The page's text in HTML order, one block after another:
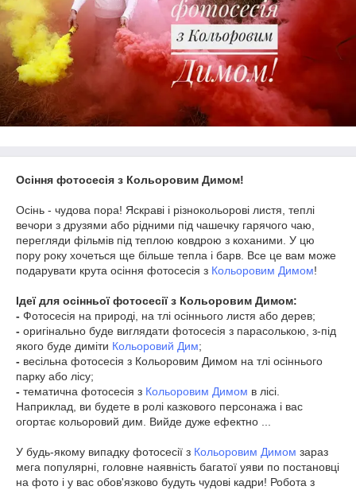
Осіння фотосесія з Кольоровим Димом!
Осінь - чудова пора! Яскраві і різнокольорові листя, теплі
вечори з друзями або рідними під чашечку гарячого чаю,
перегляди фільмів під теплою ковдрою з коханими. У цю
пору року хочеться ще більше тепла і барв. Все це вам може
подарувати крута осіння фотосесія з Кольоровим Димом!
Ідеї для осінньої фотосесії з Кольоровим Димом:
- Фотосесія на природі, на тлі осіннього листя або дерев;
- оригінально буде виглядати фотосесія з парасолькою, з-під
якого буде диміти Кольоровий Дим;
- весільна фотосесія з Кольоровим Димом на тлі осіннього
парку або лісу;
- тематична фотосесія з Кольоровим Димом в лісі.
Наприклад, ви будете в ролі казкового персонажа і вас
огортає кольоровий дим. Вийде дуже ефектно ...
У будь-якому випадку фотосесії з Кольоровим Димом зараз
мега популярні, головне наявність багатої уяви по постановці
на фото і у вас обов'язково будуть чудові кадри! Робота з